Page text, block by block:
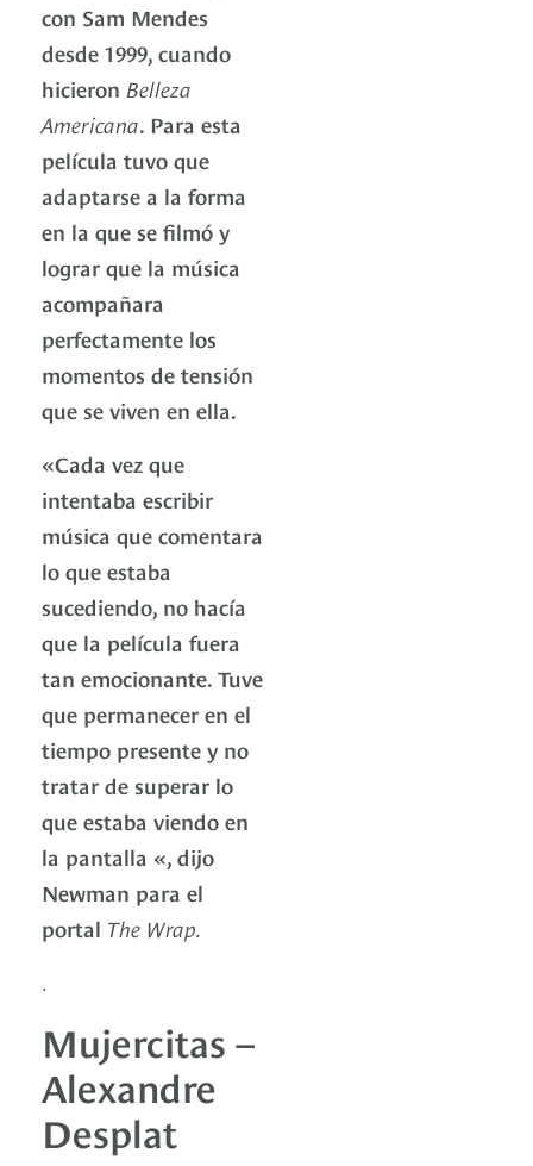
con Sam Mendes
desde 1999, cuando
hicieron Belleza
Americana. Para esta
película tuvo que
adaptarse a la forma
en la que se filmó y
lograr que la música
acompañara
perfectamente los
momentos de tensión
que se viven en ella.
«Cada vez que
intentaba escribir
música que comentara
lo que estaba
sucediendo, no hacía
que la película fuera
tan emocionante. Tuve
que permanecer en el
tiempo presente y no
tratar de superar lo
que estaba viendo en
la pantalla «, dijo
Newman para el
portal The Wrap.
.
Mujercitas –
Alexandre
Desplat